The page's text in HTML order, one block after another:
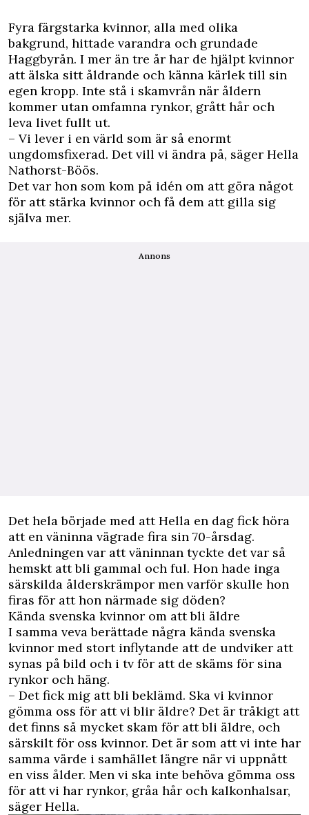
Fyra färgstarka kvinnor, alla med olika
bakgrund, hittade varandra och grundade
Haggbyrån. I mer än tre år har de hjälpt kvinnor
att älska sitt åldrande och känna kärlek till sin
egen kropp. Inte stå i skamvrån när åldern
kommer utan omfamna rynkor, grått hår och
leva livet fullt ut.
– Vi lever i en värld som är så enormt
ungdomsfixerad. Det vill vi ändra på, säger Hella
Nathorst-Böös.
Det var hon som kom på idén om att göra något
för att stärka kvinnor och få dem att gilla sig
själva mer.
Annons
Det hela började med att Hella en dag fick höra
att en väninna vägrade fira sin 70-årsdag.
Anledningen var att väninnan tyckte det var så
hemskt att bli gammal och ful. Hon hade inga
särskilda ålderskrämpor men varför skulle hon
firas för att hon närmade sig döden?
Kända svenska kvinnor om att bli äldre
I samma veva berättade några kända svenska
kvinnor med stort inflytande att de undviker att
synas på bild och i tv för att de skäms för sina
rynkor och häng.
– Det fick mig att bli beklämd. Ska vi kvinnor
gömma oss för att vi blir äldre? Det är tråkigt att
det finns så mycket skam för att bli äldre, och
särskilt för oss kvinnor. Det är som att vi inte har
samma värde i samhället längre när vi uppnått
en viss ålder. Men vi ska inte behöva gömma oss
för att vi har rynkor, gråa hår och kalkonhalsar,
säger Hella.